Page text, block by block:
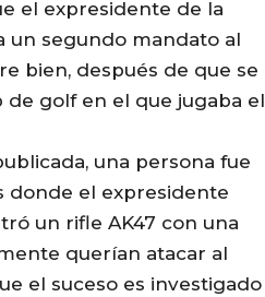
el expresidente de la
un segundo mandato al
bien, después de que se
golf en el que jugaba el
una persona fue
donde el expresidente
un rifle AK47 con una
querían atacar al
el suceso es investigado